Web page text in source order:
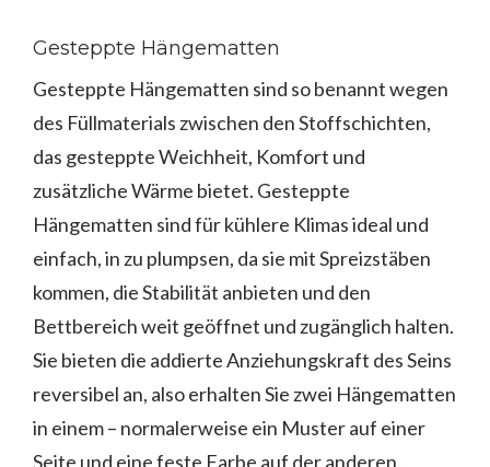
Gesteppte Hängematten
Gesteppte Hängematten sind so benannt wegen
des Füllmaterials zwischen den Stoffschichten,
das gesteppte Weichheit, Komfort und
zusätzliche Wärme bietet. Gesteppte
Hängematten sind für kühlere Klimas ideal und
einfach, in zu plumpsen, da sie mit Spreizstäben
kommen, die Stabilität anbieten und den
Bettbereich weit geöffnet und zugänglich halten.
Sie bieten die addierte Anziehungskraft des Seins
reversibel an, also erhalten Sie zwei Hängematten
in einem – normalerweise ein Muster auf einer
Seite und eine feste Farbe auf der anderen.